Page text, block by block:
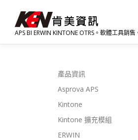
APS BI ERWIN KINTONE OTRS。軟體工具銷
產品資訊
Asprova APS
Kintone
Kintone 擴充模組
ERWIN